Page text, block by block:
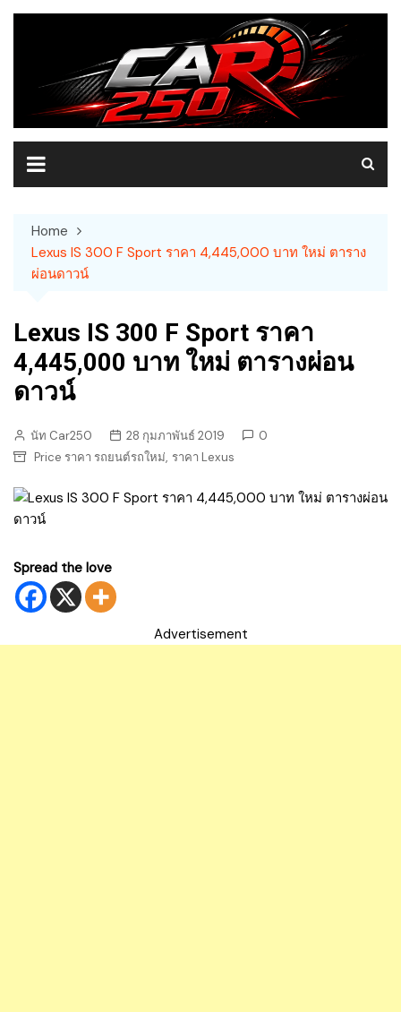
Skip
Home
Lexus IS 300 F Sport ราคา 4,445,000 บาท ใหม่ ตาราง
ผ่อนดาวน์
Lexus IS 300 F Sport ราคา
4,445,000 บาท ใหม่ ตารางผ่อน
ดาวน์
นัท Car250 28 กุมภาพันธ์ 2019
0
Price ราคา รถยนต์รถใหม่, ราคา Lexus
Spread the love
Advertisement